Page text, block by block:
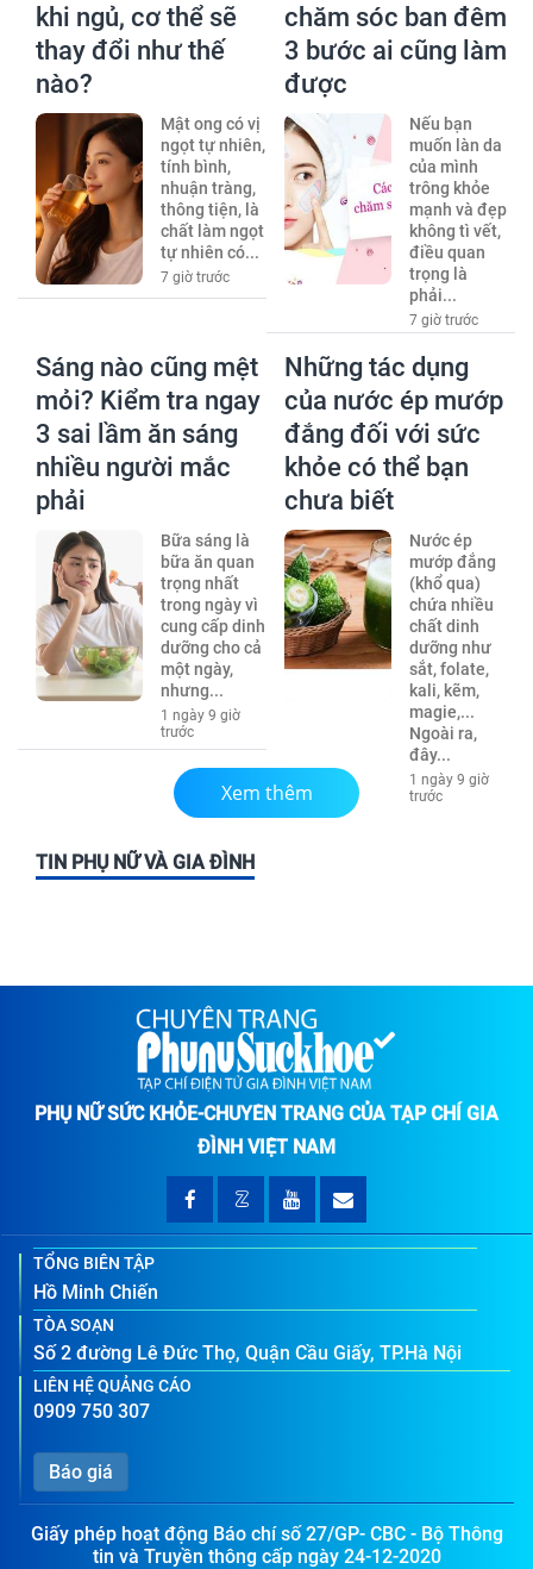
khi ngủ, cơ thể sẽ
thay đổi như thế
nào?
Mật ong có vị
ngọt tự nhiên,
tính bình,
nhuận tràng,
thông tiện, là
chất làm ngọt
tự nhiên có...
7 giờ trước
chăm sóc ban đêm
3 bước ai cũng làm
được
Nếu bạn
muốn làn da
của mình
trông khỏe
mạnh và đẹp
không tì vết,
điều quan
trọng là
phải...
7 giờ trước
Sáng nào cũng mệt
mỏi? Kiểm tra ngay
3 sai lầm ăn sáng
nhiều người mắc
phải
Bữa sáng là
bữa ăn quan
trọng nhất
trong ngày vì
cung cấp dinh
dưỡng cho cả
một ngày,
nhưng...
1 ngày 9 giờ
trước
Những tác dụng
của nước ép mướp
đắng đối với sức
khỏe có thể bạn
chưa biết
Nước ép
mướp đắng
(khổ qua)
chứa nhiều
chất dinh
dưỡng như
sắt, folate,
kali, kẽm,
magie,...
Ngoài ra,
đây...
1 ngày 9 giờ
trước
Xem thêm
TIN PHỤ NỮ VÀ GIA ĐÌNH
PHỤ NỮ SỨC KHỎE-CHUYÊN TRANG CỦA TẠP CHÍ GIA
ĐÌNH VIỆT NAM
TỔNG BIÊN TẬP
Hồ Minh Chiến
TÒA SOẠN
Số 2 đường Lê Đức Thọ, Quận Cầu Giấy, TP.Hà Nội
LIÊN HỆ QUẢNG CÁO
0909 750 307
Báo giá
Giấy phép hoạt động Báo chí số 27/GP- CBC - Bộ Thông
tin và Truyền thông cấp ngày 24-12-2020